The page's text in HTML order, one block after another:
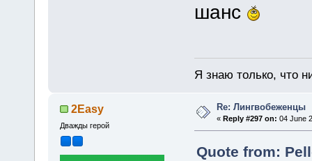
шанс
Я знаю только, что
2Easy
Дважды герой
Re: Лингвобеженцы
« Reply #297 on: 04 June
Quote from: